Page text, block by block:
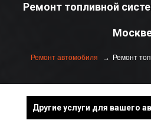
Ремонт топливной
Ремонт автомобиля Ремонт
Другие услуги для вашего